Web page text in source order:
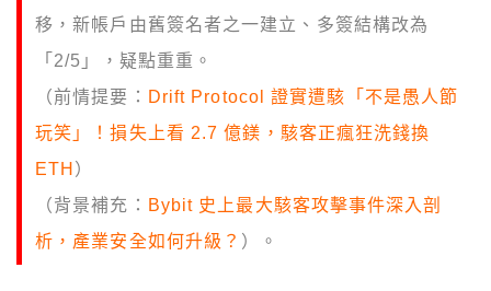
移，新帳戶由舊簽名者之一建立、多簽結構改為
「2/5」，疑點重重。
（前情提要： Drift Protocol 證實遭駭「不是愚人節
玩笑」！損失上看 2.7 億鎂，駭客正瘋狂洗錢換
ETH ）
（背景補充： Bybit 史上最大駭客攻擊事件深入剖
析，產業安全如何升級？ ）。